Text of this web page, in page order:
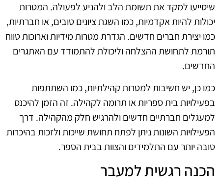
שיסייעו למקד את תשומת הלב ולהניע לפעולה. המטרות
יכולות להיות אקדמיות, כמו השגת ציונים טובים, או חברתיות,
כמו יצירת חברים חדשים. הגדרת מטרות מידיות וארוכות טווח
תורמת לתחושת ההצלחה וליכולת להתמודד עם האתגרים
החדשים.
כמו כן, יש חשיבות למטרות קהילתיות, כמו השתתפות
בפעילויות בית ספריות או תרומה לקהילה. זה הזמן להיכנס
למעגלים חברתיים חדשים ולהרגיש חלק מהקהילה. דרך
הפעילויות השונות ניתן לפתח תחושת שייכות ולזכות בהיכרות
טובה יותר עם התלמידים והצוות בבית הספר.
הכנה רגשית למעבר